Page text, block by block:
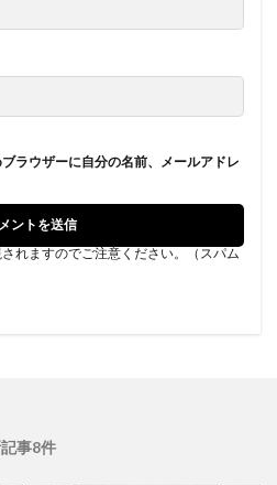
ラウザーに自分の名前、メールアドレ
れますのでご注意ください。（スパム
事8件